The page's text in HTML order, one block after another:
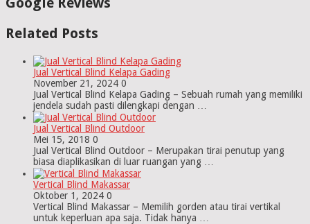
Related Posts
Jual Vertical Blind Kelapa Gading
November 21, 2024 0
Jual Vertical Blind Kelapa Gading – Sebuah rumah yang memiliki
jendela sudah pasti dilengkapi dengan …
Jual Vertical Blind Outdoor
Mei 15, 2018 0
Jual Vertical Blind Outdoor – Merupakan tirai penutup yang
biasa diaplikasikan di luar ruangan yang …
Vertical Blind Makassar
Oktober 1, 2024 0
Vertical Blind Makassar – Memilih gorden atau tirai vertikal
untuk keperluan apa saja. Tidak hanya …